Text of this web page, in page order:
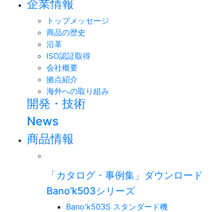
企業情報
トップメッセージ
商品の歴史
沿革
ISO認証取得
会社概要
拠点紹介
海外への取り組み
開発・技術
News
商品情報
「カタログ・事例集」ダウンロード
Bano’k503シリーズ
Bano'k503S スタンダード機